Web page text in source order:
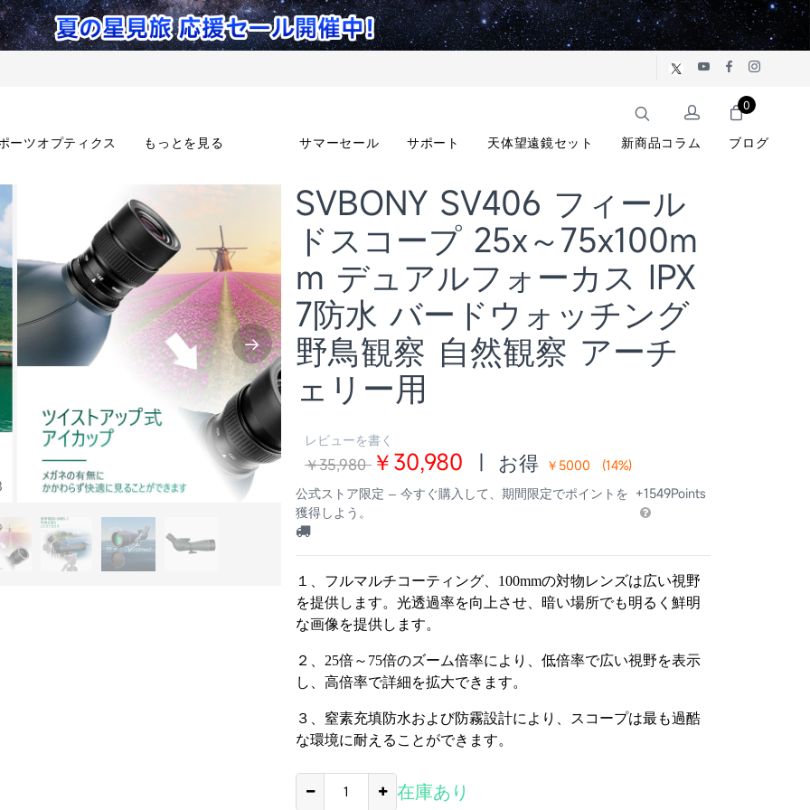
ーツオプティクス もっとを見る サマーセール サポート 天体望遠鏡セット 新商品コラム ブログ
0
SVBONY SV406 フィール
ドスコープ 25x～75x100m
m デュアルフォーカス IPX
7防水 バードウォッチング
野鳥観察 自然観察 アーチ
ェリー用
レビューを書く
￥35,980 ￥30,980 | お得 ￥5000 (14%)
公式ストア限定 – 今すぐ購入して、期間限定でポイントを
獲得しよう。
+1549Points
１、フルマルチコーティング、100mmの対物レンズは広い視野
を提供します。光透過率を向上させ、暗い場所でも明るく鮮明
な画像を提供します。
２、25倍～75倍のズーム倍率により、低倍率で広い視野を表示
し、高倍率で詳細を拡大できます。
３、窒素充填防水および防霧設計により、スコープは最も過酷
な環境に耐えることができます。
在庫あり